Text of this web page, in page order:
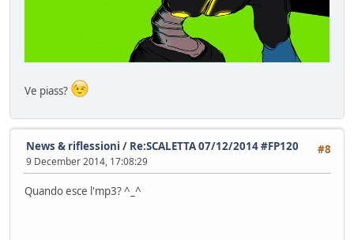
Ve piass?
#8
News & riflessioni / Re:SCALETTA 07/12/2014 #FP120
9 December 2014, 17:08:29
Quando esce l'mp3? ^_^